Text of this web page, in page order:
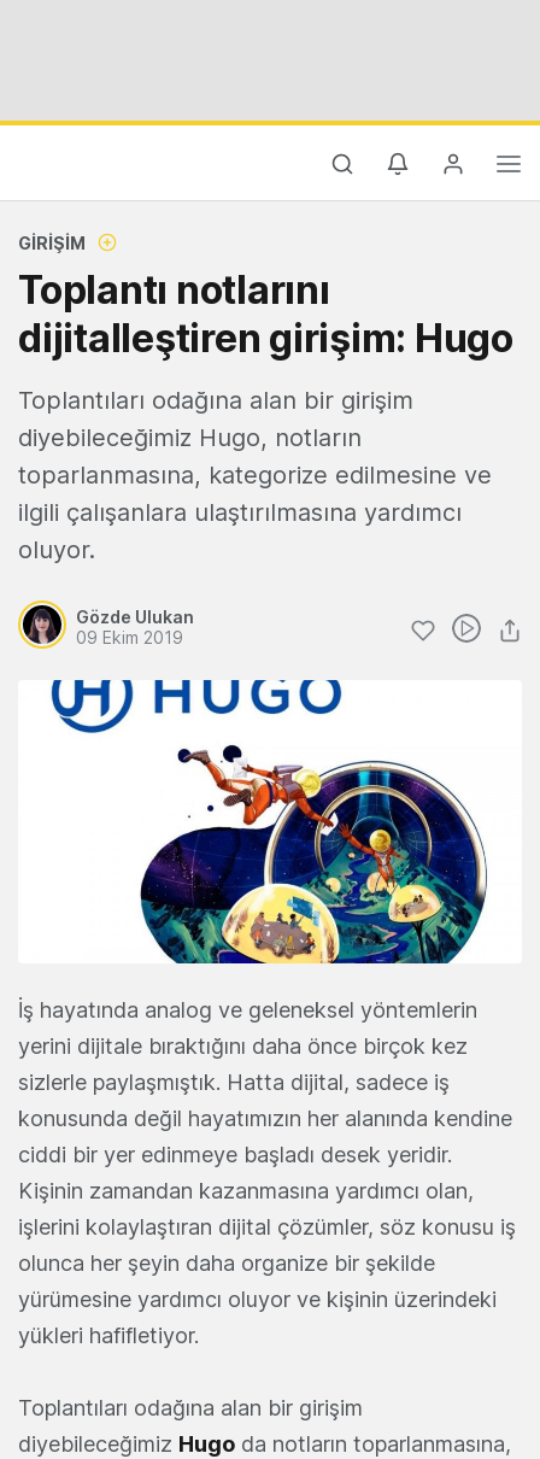
GIRIŞIM
Toplantı notlarını
dijitalleştiren girişim: Hugo
Toplantıları odağına alan bir girişim
diyebileceğimiz Hugo, notların
toparlanmasına, kategorize edilmesine ve
ilgili çalışanlara ulaştırılmasına yardımcı
oluyor.
Gözde Ulukan
09 Ekim 2019
İş hayatında analog ve geleneksel yöntemlerin
yerini dijitale bıraktığını daha önce birçok kez
sizlerle paylaşmıştık. Hatta dijital, sadece iş
konusunda değil hayatımızın her alanında kendine
ciddi bir yer edinmeye başladı desek yeridir.
Kişinin zamandan kazanmasına yardımcı olan,
işlerini kolaylaştıran dijital çözümler, söz konusu iş
olunca her şeyin daha organize bir şekilde
yürümesine yardımcı oluyor ve kişinin üzerindeki
yükleri hafifletiyor.
Toplantıları odağına alan bir girişim
diyebileceğimiz Hugo da notların toparlanmasına,